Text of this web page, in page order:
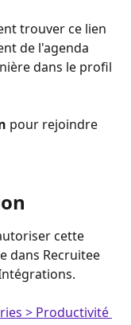
trouver ce lien
de l'agenda
dans le profil
pour rejoindre
cette
dans Recruitee
> Productivité